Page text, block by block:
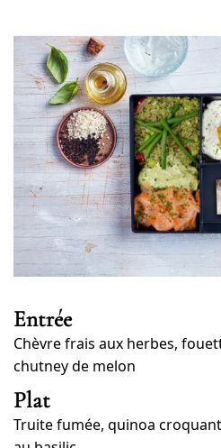
Entrée
Chèvre frais aux herbes,
chutney de melon
Plat
Truite fumée, quinoa